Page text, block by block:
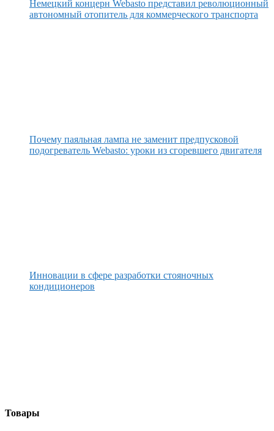
Немецкий концерн Webasto представил революционный
автономный отопитель для коммерческого транспорта
Почему паяльная лампа не заменит предпусковой
подогреватель Webasto: уроки из сгоревшего двигателя
Инновации в сфере разработки стояночных
кондиционеров
Товары